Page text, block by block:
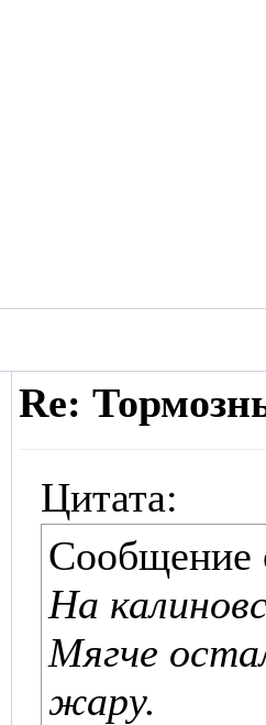
Re:
Цитата:
Сообщение
На
Мягче
жару.